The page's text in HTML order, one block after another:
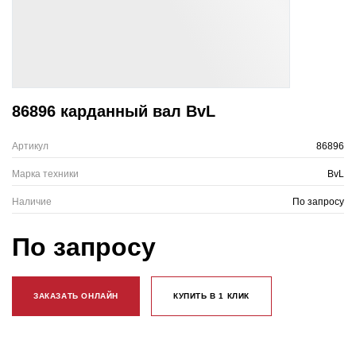
86896 карданный вал BvL
Артикул 86896
Марка техники BvL
Наличие По запросу
По запросу
ЗАКАЗАТЬ ОНЛАЙН КУПИТЬ В 1 КЛИК